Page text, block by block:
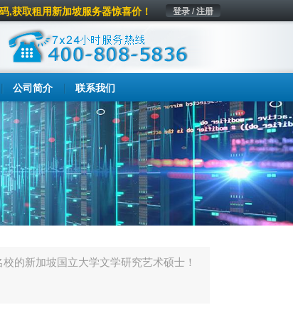
登录 / 注册
,获取租用新加坡服务器惊喜价！
公司简介 联系我们
的新加坡国立大学文学研究艺术硕士！